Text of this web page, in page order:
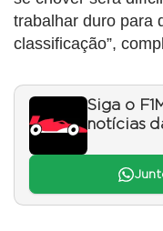
trabalhar duro para
classificação”,
Siga o
notícias